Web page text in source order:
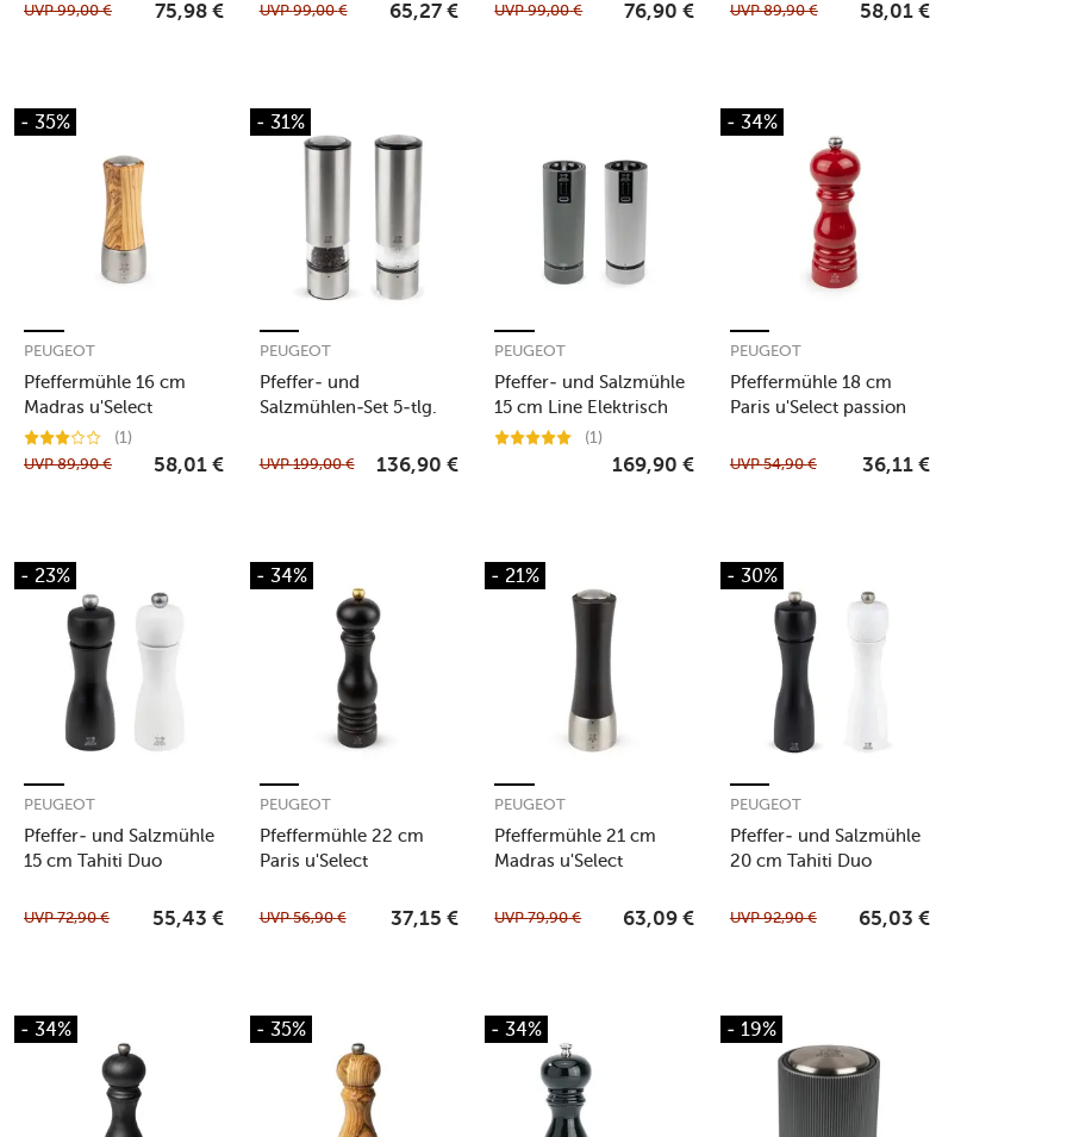
UVP99,00 € 75,98 € UVP99,00 € 65,27 € UVP99,00 € 76,90 € UVP89,90 € 58,01 €
- 35%
Pfeffermühle 16 cm
Madras u'Select
Olivenholz
PEUGEOT
(1)
UVP89,90 € 58,01 €
- 31%
Pfeffer- und
Salzmühlen-Set 5-tlg.
Elektrisch u'Select
PEUGEOT
UVP199,00 € 136,90 €
Pfeffer- und Salzmühle
15 cm Line Elektrisch
Duo u‘Select carbon/alu
PEUGEOT
(1)
169,90 €
- 34%
Pfeffermühle 18 cm
Paris u'Select passion
PEUGEOT
UVP54,90 € 36,11 €
- 23%
Pfeffer- und Salzmühle
15 cm Tahiti Duo
PEUGEOT
UVP72,90 € 55,43 €
- 34%
Pfeffermühle 22 cm
Paris u'Select
PEUGEOT
UVP56,90 € 37,15 €
- 21%
Pfeffermühle 21 cm
Madras u'Select
PEUGEOT
UVP79,90 € 63,09 €
- 30%
Pfeffer- und Salzmühle
20 cm Tahiti Duo
PEUGEOT
UVP92,90 € 65,03 €
- 34% - 35% - 34% - 19%